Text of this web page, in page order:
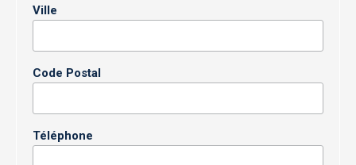
Ville
Code Postal
Téléphone